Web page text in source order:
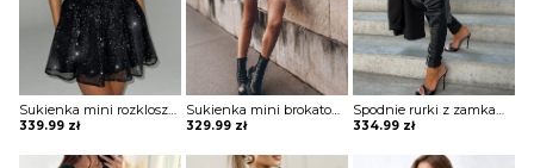
Sukienka mini rozkloszowana bez ramiączek Zahariea
339.99 zł
Sukienka mini brokatowa Eric
329.99 zł
Spodnie rurki z zamkami Arvida
334.99 zł